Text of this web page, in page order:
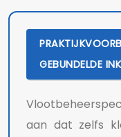
GEBUNDELDE
aan dat zelfs